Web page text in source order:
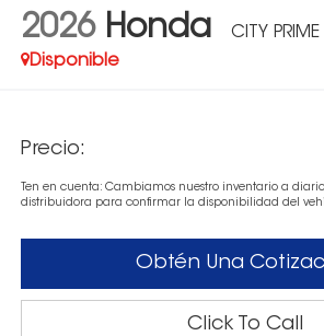
2026 Honda
CITY
Disponible
Precio:
Ten en cuenta: Cambiamos nuestro inventario a
distribuidora para confirmar la disponibilidad del
Obtén Una
Click To Call